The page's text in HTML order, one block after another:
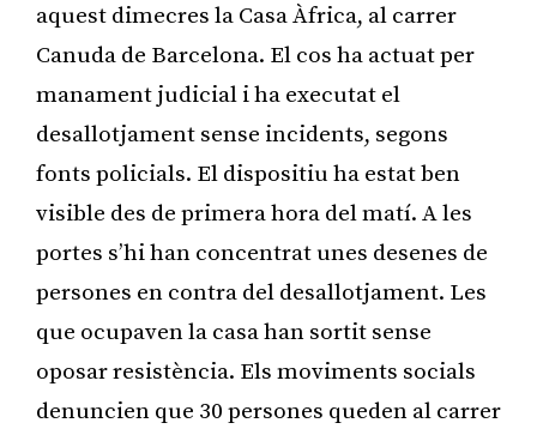
aquest dimecres la Casa Àfrica, al carrer
Canuda de Barcelona. El cos ha actuat per
manament judicial i ha executat el
desallotjament sense incidents, segons
fonts policials. El dispositiu ha estat ben
visible des de primera hora del matí. A les
portes s’hi han concentrat unes desenes de
persones en contra del desallotjament. Les
que ocupaven la casa han sortit sense
oposar resistència. Els moviments socials
denuncien que 30 persones queden al carrer